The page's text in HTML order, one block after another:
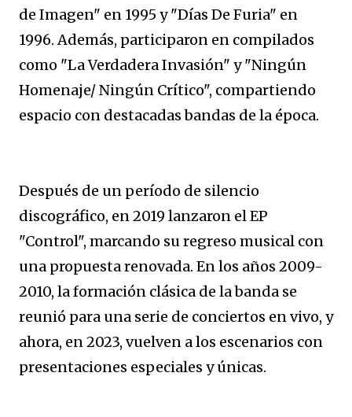
de Imagen" en 1995 y "Días De Furia" en
1996. Además, participaron en compilados
como "La Verdadera Invasión" y "Ningún
Homenaje/ Ningún Crítico", compartiendo
espacio con destacadas bandas de la época.
Después de un período de silencio
discográfico, en 2019 lanzaron el EP
"Control", marcando su regreso musical con
una propuesta renovada. En los años 2009-
2010, la formación clásica de la banda se
reunió para una serie de conciertos en vivo, y
ahora, en 2023, vuelven a los escenarios con
presentaciones especiales y únicas.